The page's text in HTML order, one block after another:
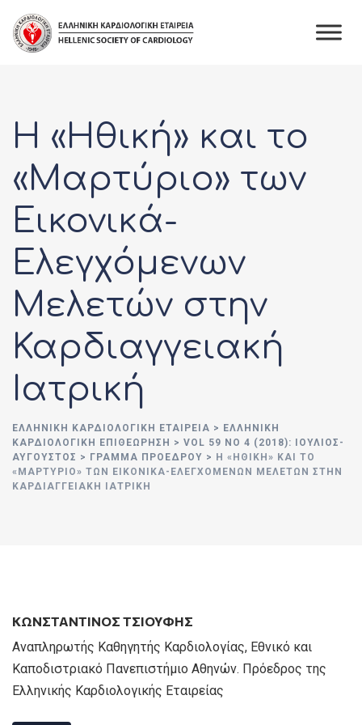
content
Η «Ηθική» και το
«Μαρτύριο» των
Εικονικά-
Ελεγχόμενων
Μελετών στην
Καρδιαγγειακή
Ιατρική
ΕΛΛΗΝΙΚΉ ΚΑΡΔΙΟΛΟΓΙΚΉ ΕΤΑΙΡΕΊΑ > ΕΛΛΗΝΙΚΗ
ΚΑΡΔΙΟΛΟΓΙΚΗ ΕΠΙΘΕΩΡΗΣΗ > VOL 59 NO 4 (2018): ΙΟΎΛΙΟΣ-
ΑΎΓΟΥΣΤΟΣ > ΓΡΑΜΜΑ ΠΡΟΕΔΡΟΥ > Η «ΗΘΙΚΉ» ΚΑΙ ΤΟ
«ΜΑΡΤΎΡΙΟ» ΤΩΝ ΕΙΚΟΝΙΚΆ-ΕΛΕΓΧΌΜΕΝΩΝ ΜΕΛΕΤΏΝ ΣΤΗΝ
ΚΑΡΔΙΑΓΓΕΙΑΚΉ ΙΑΤΡΙΚΉ
ΚΩΝΣΤΑΝΤΊΝΟΣ ΤΣΙΟΎΦΗΣ
Αναπληρωτής Καθηγητής Καρδιολογίας, Εθνικό και
Καποδιστριακό Πανεπιστήμιο Αθηνών. Πρόεδρος της
Ελληνικής Καρδιολογικής Εταιρείας